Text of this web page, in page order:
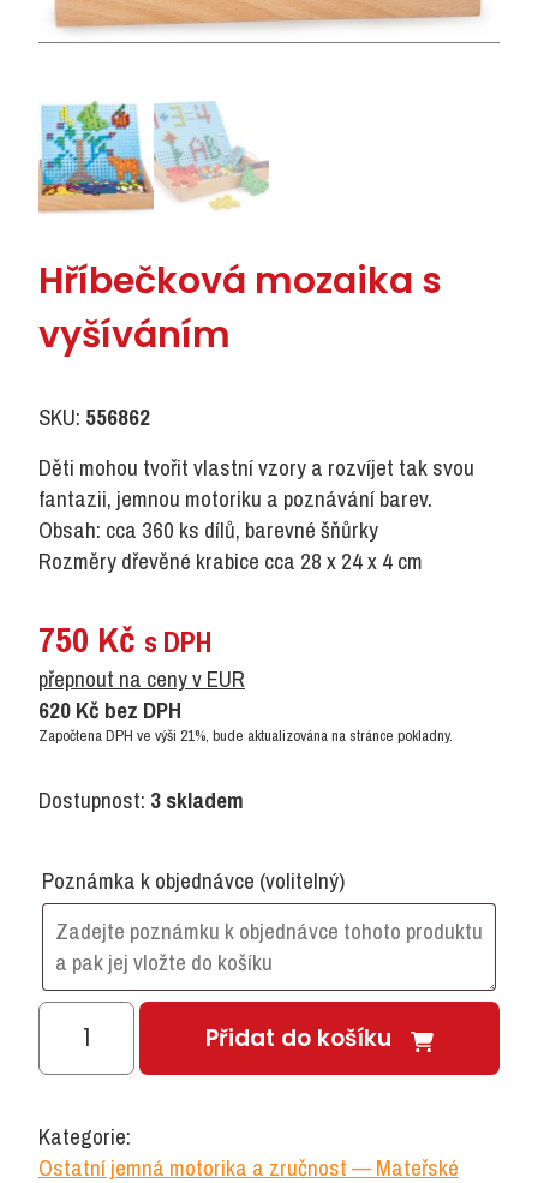
Hříbečková mozaika s
vyšíváním
SKU: 556862
Děti mohou tvořit vlastní vzory a rozvíjet tak svou
fantazii, jemnou motoriku a poznávání barev.
Obsah: cca 360 ks dílů, barevné šňůrky
Rozměry dřevěné krabice cca 28 x 24 x 4 cm
750 Kč s DPH
přepnout na ceny v EUR
620Kč bez DPH
Započtena DPH ve výši 21%, bude aktualizována na stránce pokladny.
Dostupnost: 3 skladem
Poznámka k objednávce (volitelný)
Hříbečková
mozaika
vyšíváním
množství
Přidat do košíku
Kategorie:
Ostatní jemná motorika a zručnost — Mateřské